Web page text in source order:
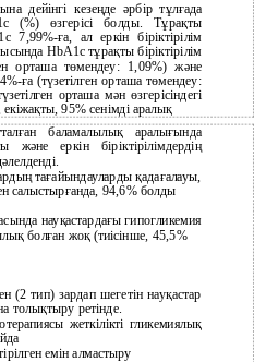
дейінгі кезеңде әрбір тұлғада
(%) өзгерісі болды. Тұрақты
7,99%-ға, ал еркін біріктірілім
HbA1c тұрақты біріктірілім
орташа төмендеу: 1,09%) және
ға (түзетілген орташа төмендеу:
орташа мән өзгерісіндегі
95% сенімді аралық
баламалылық аралығында
еркін біріктірілімдердің
тағайындауларды қадағалауы,
салыстырғанда, 94,6% болды
науқастардағы гипогликемия
болған жоқ (тиісінше, 45,5%
(2 тип) зардап шегетін науқастар
толықтыру ретінде.
жеткілікті гликемиялық
емін алмастыру